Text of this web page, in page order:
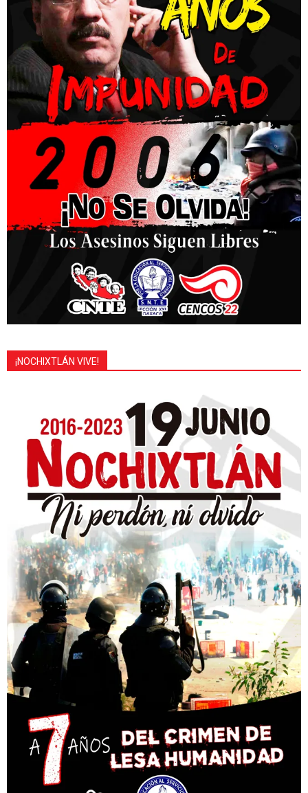
¡NOCHIXTLÁN VIVE!